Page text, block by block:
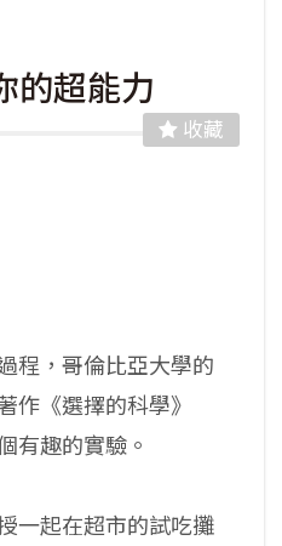
的超能力
收藏
程，哥倫比亞大學的
作《選擇的科學》
有趣的實驗。
一起在超市的試吃攤